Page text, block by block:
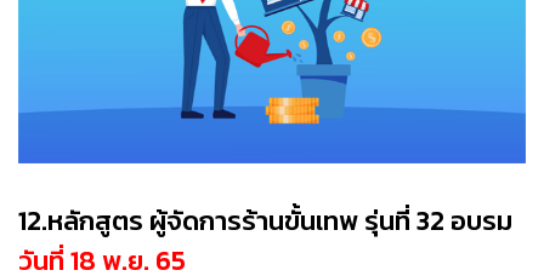
12.หลักสูตร ผู้จัดการร้านขั้นเทพ รุ่นที่ 32 อบรม
วันที่ 18 พ.ย. 65